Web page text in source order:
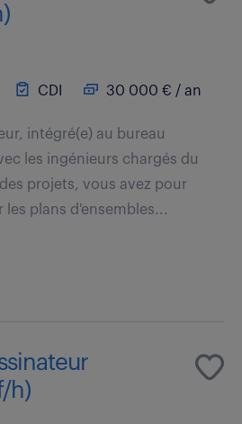
CDI 30 000 € / an
intégré(e) au bureau
les ingénieurs chargés du
projets, vous avez pour
les plans d'ensembles...
h)